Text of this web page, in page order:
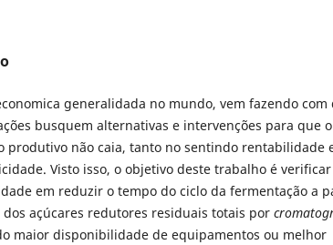
generalidada no mundo, vem fazendo com
busquem alternativas e intervenções para que
produtivo não caia, tanto no sentindo rentabilidade
Visto isso, o objetivo deste trabalho é verificar
em reduzir o tempo do ciclo da fermentação a
dos açúcares redutores residuais totais por
maior disponibilidade de equipamentos ou melhor